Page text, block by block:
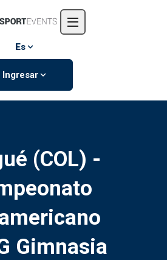
Eventos
Es
Ingresar
(COL) -
Gimnasia